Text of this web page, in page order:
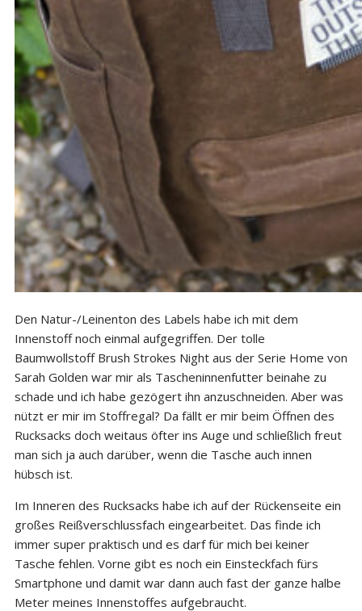
Den Natur-/Leinenton des Labels habe ich mit dem
Innenstoff noch einmal aufgegriffen. Der tolle
Baumwollstoff Brush Strokes Night aus der Serie Home von
Sarah Golden war mir als Tascheninnenfutter beinahe zu
schade und ich habe gezögert ihn anzuschneiden. Aber was
nützt er mir im Stoffregal? Da fällt er mir beim Öffnen des
Rucksacks doch weitaus öfter ins Auge und schließlich freut
man sich ja auch darüber, wenn die Tasche auch innen
hübsch ist.
Im Inneren des Rucksacks habe ich auf der Rückenseite ein
großes Reißverschlussfach eingearbeitet. Das finde ich
immer super praktisch und es darf für mich bei keiner
Tasche fehlen. Vorne gibt es noch ein Einsteckfach fürs
Smartphone und damit war dann auch fast der ganze halbe
Meter meines Innenstoffes aufgebraucht.